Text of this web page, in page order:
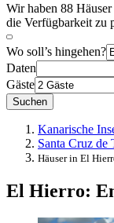
Wir haben 88
die Verfügbarkeit zu
Wo soll’s hingehen?
Daten
Gäste
Suchen
Kanarische
Santa Cruz de
Häuser in El
El Hierro: